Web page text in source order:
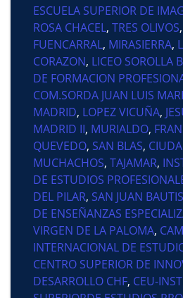
ESCUELA SUPERIOR DE
ROSA CHACEL, TRES OLIVOS,
FUENCARRAL, MIRASIERRA,
CORAZON, LICEO SOROLLA B
DE FORMACION
COM.SORDA JUAN LUIS
MADRID, LOPEZ VICUÑA,
MADRID II, MURIALDO,
QUEVEDO, SAN BLAS,
MUCHACHOS, TAJAMAR,
DE ESTUDIOS
DEL PILAR, SAN JUAN
DE ENSEÑANZAS
VIRGEN DE LA PALOMA,
INTERNACIONAL DE
CENTRO SUPERIOR DE
DESARROLLO CHF, CEU-